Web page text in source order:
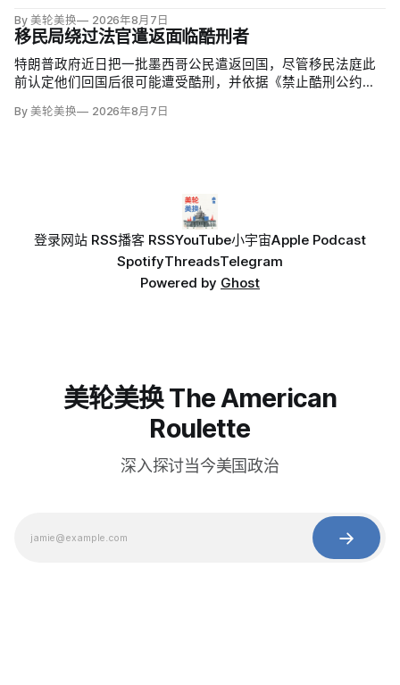
By 美轮美换 2026年8月7日
移民局绕过法官遣返面临酷刑者
特朗普政府近日把一批墨西哥公民遣返回国，尽管移民法庭此
前认定他们回国后很可能遭受酷刑，并依据《禁止酷刑公约》
文图雷拉（David Venturella）凭国务院从墨西哥政府取得的
By 美轮美换 2026年8月7日
登录网站 RSS播客 RSSYouTube小宇宙Apple Podcast
SpotifyThreadsTelegram
Powered by Ghost
美轮美换 The American
Roulette
深入探讨当今美国政治